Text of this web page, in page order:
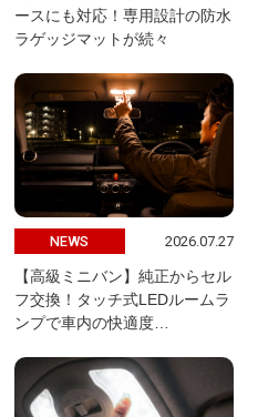
ースにも対応！専用設計の防水
ラゲッジマットが続々
NEWS 2026.07.27
【高級ミニバン】純正からセル
フ交換！タッチ式LEDルームラ
ンプで車内の快適度…